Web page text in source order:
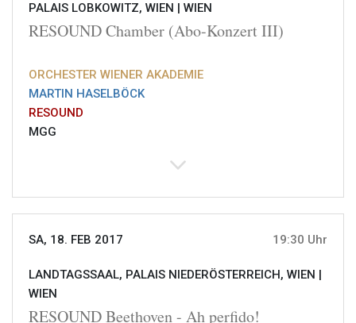
PALAIS LOBKOWITZ, WIEN | WIEN
RESOUND Chamber (Abo-Konzert III)
ORCHESTER WIENER AKADEMIE
MARTIN HASELBÖCK
RESOUND
MGG
SA, 18. FEB 2017 19:30 Uhr
LANDTAGSSAAL, PALAIS NIEDERÖSTERREICH, WIEN |
WIEN
RESOUND Beethoven - Ah perfido!